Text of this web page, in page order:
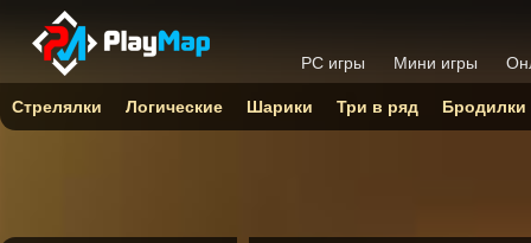
PC игры Мини игры
Стрелялки Логические Шарики Три в ряд Бродилки